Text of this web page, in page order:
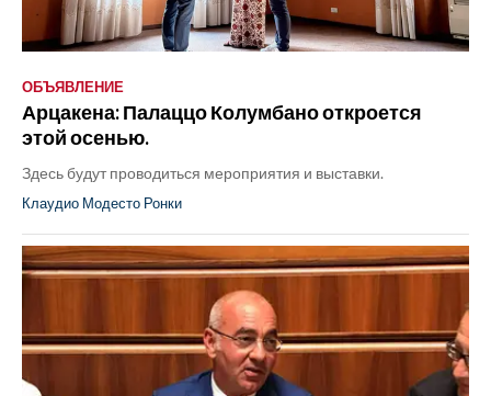
ОБЪЯВЛЕНИЕ
Арцакена: Палаццо Колумбано откроется
этой осенью.
Здесь будут проводиться мероприятия и выставки.
Клаудио Модесто Ронки